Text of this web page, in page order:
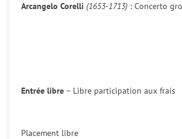
Arcangelo Corelli (1653-1713) : Concerto
Entrée libre – Libre participation aux frais
Placement libre